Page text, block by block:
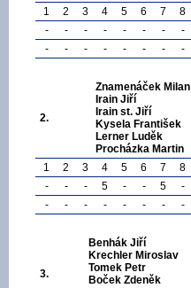
1 2 3 4 5 6 7 8
-
- - - - - - -
-
- - - - - - -
2.
Znamenáček Milan
Irain Jiří
Irain st. Jiří
Kysela František
Lerner Luděk
Procházka Martin
1
2 3 4 5 6 7 8
-
- - 5 - - 5 -
-
- - - - - - -
3.
Benhák Jiří
Krechler Miroslav
Tomek Petr
Boček Zdeněk